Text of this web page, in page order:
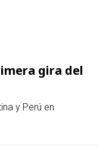
gira del
y Perú en